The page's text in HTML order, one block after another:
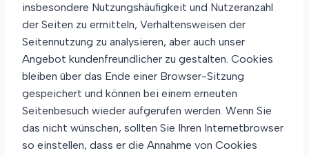
insbesondere Nutzungshäufigkeit und Nutzeranzahl
der Seiten zu ermitteln, Verhaltensweisen der
Seitennutzung zu analysieren, aber auch unser
Angebot kundenfreundlicher zu gestalten. Cookies
bleiben über das Ende einer Browser-Sitzung
gespeichert und können bei einem erneuten
Seitenbesuch wieder aufgerufen werden. Wenn Sie
das nicht wünschen, sollten Sie Ihren Internetbrowser
so einstellen, dass er die Annahme von Cookies